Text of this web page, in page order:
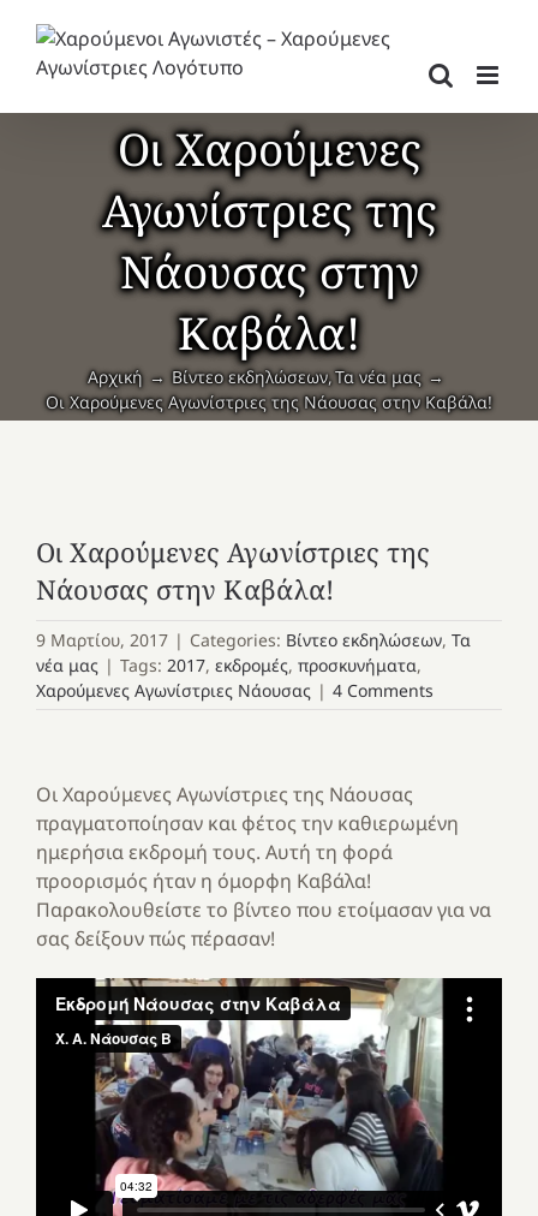
περιεχόμενο
Οι Χαρούμενες
Αγωνίστριες της
Νάουσας στην
Καβάλα!
Αρχική Βίντεο εκδηλώσεων Τα νέα μας
Οι Χαρούμενες Αγωνίστριες της Νάουσας στην Καβάλα!
Οι Χαρούμενες Αγωνίστριες της
Νάουσας στην Καβάλα!
9 Μαρτίου, 2017 | Categories: Βίντεο εκδηλώσεων, Τα
νέα μας | Tags: 2017, εκδρομές, προσκυνήματα,
Χαρούμενες Αγωνίστριες Νάουσας | 4 Comments
Οι Χαρούμενες Αγωνίστριες της Νάουσας
πραγματοποίησαν και φέτος την καθιερωμένη
ημερήσια εκδρομή τους. Αυτή τη φορά
προορισμός ήταν η όμορφη Καβάλα!
Παρακολουθείστε το βίντεο που ετοίμασαν για να
σας δείξουν πώς πέρασαν!